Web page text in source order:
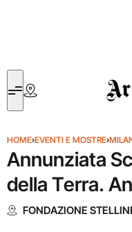
HOME›EVENTI E MOSTRE›
Annunziata
della Terra.
FONDAZIONE